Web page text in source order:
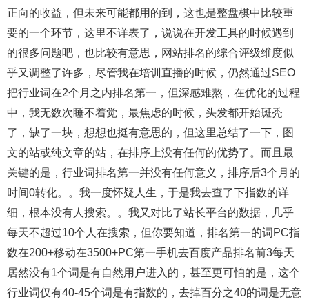
正向的收益，但未来可能都用的到，这也是整盘棋中比较重
要的一个环节，这里不详表了，说说在开发工具的时候遇到
的很多问题吧，也比较有意思，网站排名的综合评级维度似
乎又调整了许多，尽管我在培训直播的时候，仍然通过SEO
把行业词在2个月之内排名第一，但深感难熬，在优化的过程
中，我无数次睡不着觉，最焦虑的时候，头发都开始斑秃
了，缺了一块，想想也挺有意思的，但这里总结了一下，图
文的站或纯文章的站，在排序上没有任何的优势了。而且最
关键的是，行业词排名第一并没有任何意义，排序后3个月的
时间0转化。。我一度怀疑人生，于是我去查了下指数的详
细，根本没有人搜索。。我又对比了站长平台的数据，几乎
每天不超过10个人在搜索，但你要知道，排名第一的词PC指
数在200+移动在3500+PC第一手机去百度产品排名前3每天
居然没有1个词是有自然用户进入的，甚至更可怕的是，这个
行业词仅有40-45个词是有指数的，去掉百分之40的词是无意